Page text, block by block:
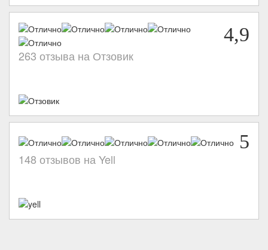
4,9
263 отзыва на Отзовик
5
148 отзывов на Yell